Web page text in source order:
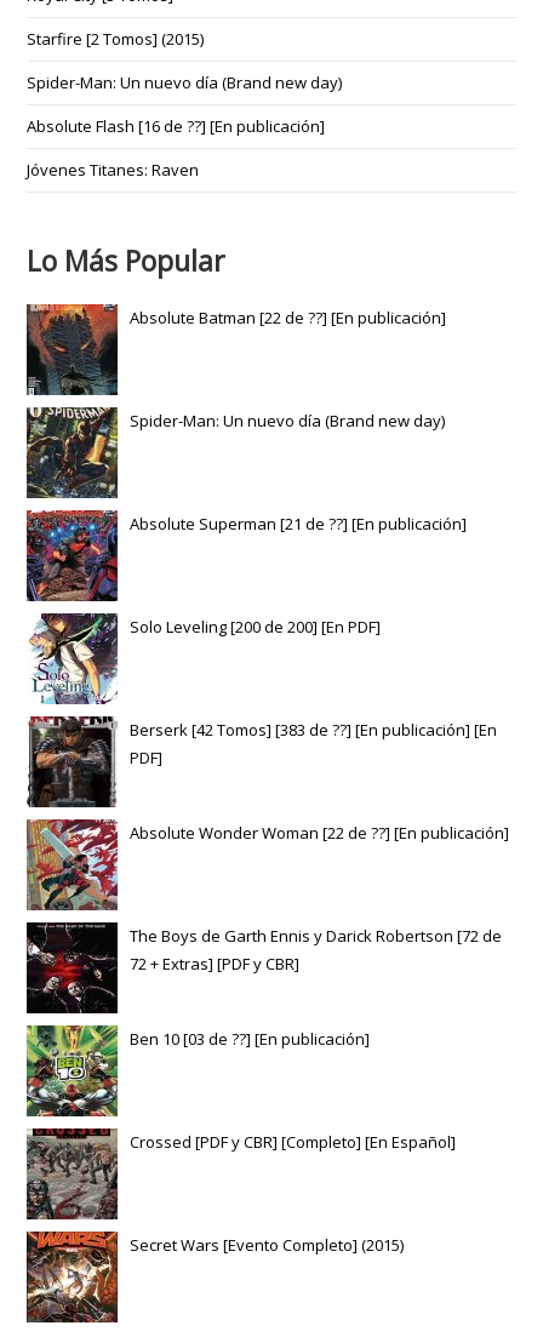
Starfire [2 Tomos] (2015)
Spider-Man: Un nuevo día (Brand new day)
Absolute Flash [16 de ??] [En publicación]
Jóvenes Titanes: Raven
Lo Más Popular
Absolute Batman [22 de ??] [En publicación]
Spider-Man: Un nuevo día (Brand new day)
Absolute Superman [21 de ??] [En publicación]
Solo Leveling [200 de 200] [En PDF]
Berserk [42 Tomos] [383 de ??] [En publicación] [En
PDF]
Absolute Wonder Woman [22 de ??] [En publicación]
The Boys de Garth Ennis y Darick Robertson [72 de
72 + Extras] [PDF y CBR]
Ben 10 [03 de ??] [En publicación]
Crossed [PDF y CBR] [Completo] [En Español]
Secret Wars [Evento Completo] (2015)